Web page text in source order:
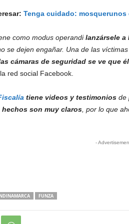
Tenga cuidado: mosquerunos
como modus operandilanzársele a
se dejen engañar. Una de las
cámaras de seguridad se ve que
red social Facebook.
tiene videos y testimoniosde
hechos son muy claros, por lo que
-
FUNZA